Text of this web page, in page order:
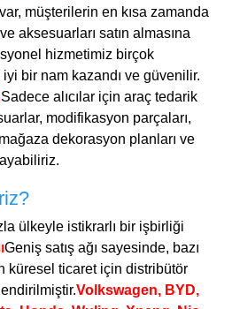
müşterilerin en kısa zamanda
aksesuarları satın almasına
hizmetimiz birçok
bir nam kazandı ve güvenilir.
Sadece alıcılar için araç tedarik
modifikasyon parçaları,
dekorasyon planları ve
ülkeyle istikrarlı bir işbirliği
Geniş satış ağı sayesinde, bazı
küresel ticaret için distribütör
Volkswagen, BYD,